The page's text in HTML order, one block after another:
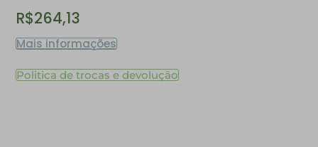
R$264,13
Mais informações
Politica de trocas e devolução